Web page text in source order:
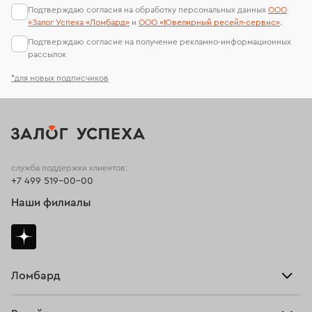
*для новых подписчиков
Подтверждаю согласия на обработку персональных данных ООО
«Залог Успеха «Ломбард» и ООО «Ювелирный ресейл-сервиc».
Подтверждаю согласие на получение рекламно-информационных
рассылок
Ломбард
служба поддержки клиентов:
+7 499 519-00-00
Наши филиалы